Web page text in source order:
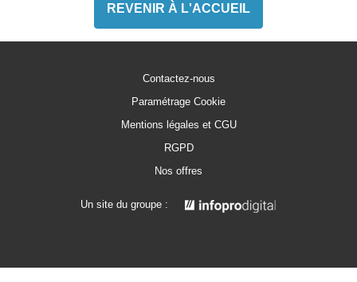
REVENIR À L'ACCUEIL
Contactez-nous
Paramétrage Cookie
Mentions légales et CGU
RGPD
Nos offres
Un site du groupe :